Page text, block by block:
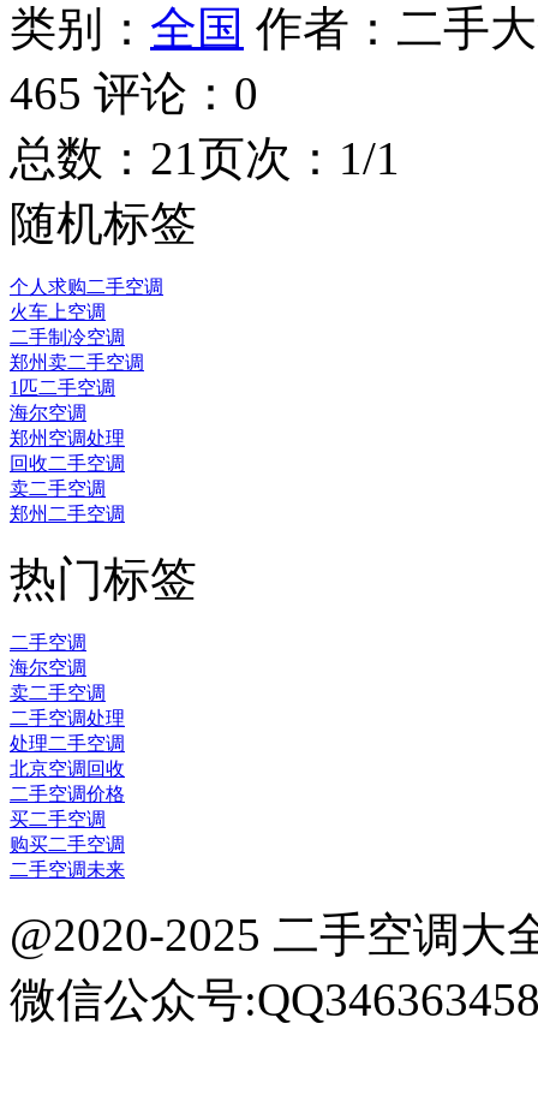
类别： 全国 作者： 二手
465 评论： 0
总数：21页次：1/1
随机标签
个人求购二手空调
火车上空调
二手制冷空调
郑州卖二手空调
1匹二手空调
海尔空调
郑州空调处理
回收二手空调
卖二手空调
郑州二手空调
热门标签
二手空调
海尔空调
卖二手空调
二手空调处理
处理二手空调
北京空调回收
二手空调价格
买二手空调
购买二手空调
二手空调未来
@2020-2025 二手空调大
微信公众号